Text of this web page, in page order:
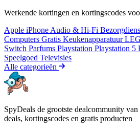
Werkende kortingen en kortingscodes
Apple iPhone Audio & Hi-Fi
Computers Gratis Keukenapparatuur
Switch Parfums Playstation Playstation 5
Speelgoed Televisies
Alle categorieën
SpyDeals de grootste dealcommunity
deals, kortingscodes en gratis producten